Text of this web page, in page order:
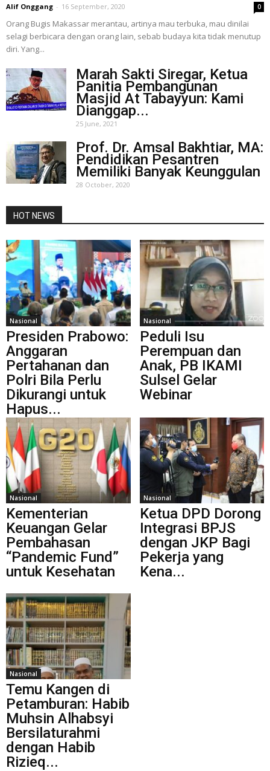
Alif Onggang - 16 September, 2020 0
Orang Bugis Makassar merantau, artinya mau terbuka, mau dinilai
selagi berbicara dengan orang lain, sebab budaya kita tidak menutup
diri. Yang...
Marah Sakti Siregar, Ketua
Panitia Pembangunan
Masjid At Tabayyun: Kami
Dianggap...
25 June, 2021
Prof. Dr. Amsal Bakhtiar, MA:
Pendidikan Pesantren
Memiliki Banyak Keunggulan
28 October, 2020
HOT NEWS
Nasional
Presiden Prabowo:
Anggaran
Pertahanan dan
Polri Bila Perlu
Dikurangi untuk
Hapus...
Nasional
Peduli Isu
Perempuan dan
Anak, PB IKAMI
Sulsel Gelar
Webinar
Nasional
Kementerian
Keuangan Gelar
Pembahasan
“Pandemic Fund”
untuk Kesehatan
Nasional
Ketua DPD Dorong
Integrasi BPJS
dengan JKP Bagi
Pekerja yang
Kena...
Nasional
Temu Kangen di
Petamburan: Habib
Muhsin Alhabsyi
Bersilaturahmi
dengan Habib
Rizieq...